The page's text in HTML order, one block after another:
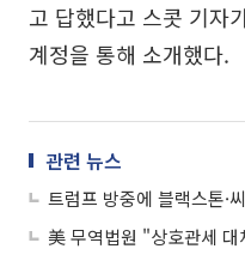
고 답했다고 스콧 기자
계정을 통해 소개했다.
관련 뉴스